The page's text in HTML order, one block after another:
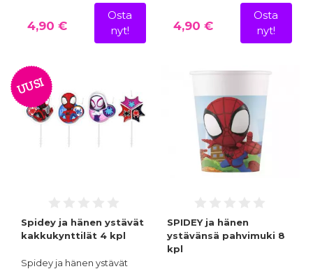
4,90 €
Osta
nyt!
4,90 €
Osta
nyt!
UUSI
Spidey ja hänen ystävät
kakkukynttilät 4 kpl
Spidey ja hänen ystävät
SPIDEY ja hänen
ystävänsä pahvimuki 8
kpl